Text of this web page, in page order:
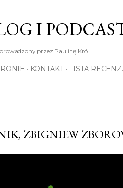
I
przez Paulinę Król.
KONTAKT LISTA
ZBIGNIEW